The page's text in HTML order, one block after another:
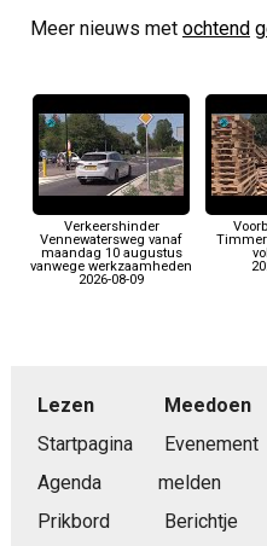
Meer nieuws met ochtend
Verkeershinder
Vennewatersweg vanaf
maandag 10 augustus
vanwege werkzaamheden
2026-08-09
Lezen
Startpagina
Agenda
Prikbord
Meedoen
Evenement
melden
Berichtje